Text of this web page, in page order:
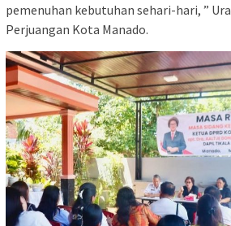
pemenuhan kebutuhan sehari-hari, ”
Perjuangan Kota Manado.